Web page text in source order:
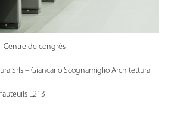
Centre de congrès
Srls – Giancarlo Scognamiglio Architettura
L213